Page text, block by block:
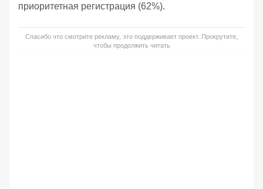
приоритетная регистрация (62%).
Спасибо что смотрите рекламу, это поддерживает проект. Прокрутите,
чтобы продолжить читать